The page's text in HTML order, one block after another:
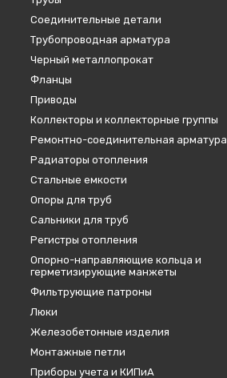
Соединительные детали
Трубопроводная арматура
Черный металлопрокат
Фланцы
Приводы
Коллекторы и коллекторные группы
Ремонтно-соединительная арматура
Радиаторы отопления
Стальные емкости
Опоры для труб
Сальники для труб
Регистры отопления
Опорно-направляющие кольца и
герметизирующие манжеты
Фильтрующие патроны
Люки
Железобетонные изделия
Монтажные петли
Приборы учета и КИПиА